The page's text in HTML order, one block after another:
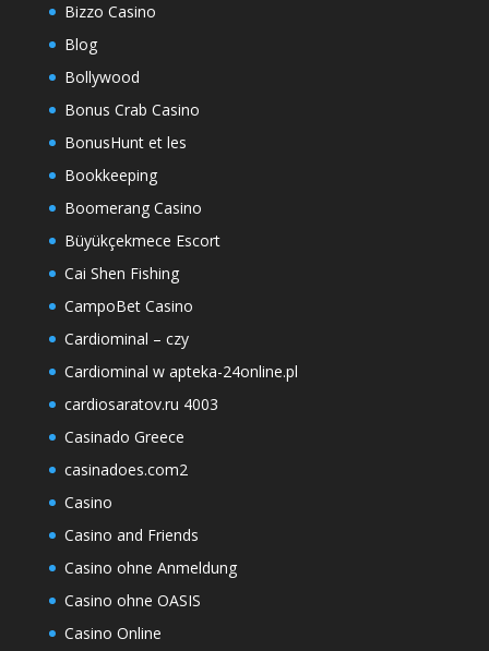
Bizzo Casino
Blog
Bollywood
Bonus Crab Casino
BonusHunt et les
Bookkeeping
Boomerang Casino
Büyükçekmece Escort
Cai Shen Fishing
CampoBet Casino
Cardiominal – czy
Cardiominal w apteka-24online.pl
cardiosaratov.ru 4003
Casinado Greece
casinadoes.com2
Casino
Casino and Friends
Casino ohne Anmeldung
Casino ohne OASIS
Casino Online